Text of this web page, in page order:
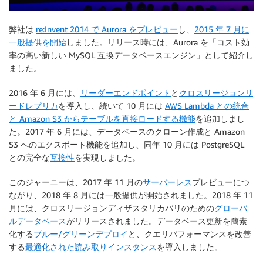
弊社は re:Invent 2014 で Aurora をプレビュー し、 2015 年 7 月に
一般提供を開始しました。リリース時には、Aurora を「コスト効
率の高い新しい MySQL 互換データベースエンジン」として紹介し
ました。
2016 年 6 月には、 リーダーエンドポイント と クロスリージョンリ
ードレプリカを導入し、続いて 10 月には AWS Lambda との統合
と Amazon S3 からテーブルを直接ロードする機能を追加しまし
た。2017 年 6 月には、データベースのクローン作成と Amazon
S3 へのエクスポート機能を追加し、同年 10 月には PostgreSQL
との完全な互換性を実現しました。
このジャーニーは、2017 年 11 月のサーバーレスプレビューにつ
ながり、2018 年 8 月には一般提供が開始されました。2018 年 11
月には、クロスリージョンディザスタリカバリのためのグローバ
ルデータベースがリリースされました。データベース更新を簡素
化するブルー/グリーンデプロイ と、クエリパフォーマンスを改善
する最適化された読み取りインスタンスを導入しました。